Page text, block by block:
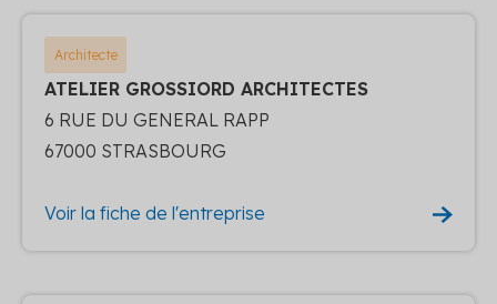
Architecte
ATELIER GROSSIORD ARCHITECTES
6 RUE DU GENERAL RAPP
67000 STRASBOURG
Voir la fiche de l'entreprise